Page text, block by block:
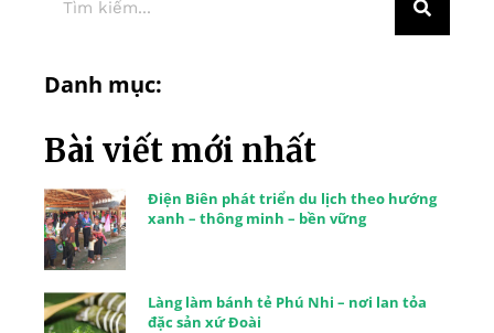
Danh mục:
Bài viết mới nhất
Điện Biên phát triển du lịch theo hướng
xanh – thông minh – bền vững
Làng làm bánh tẻ Phú Nhi – nơi lan tỏa
đặc sản xứ Đoài